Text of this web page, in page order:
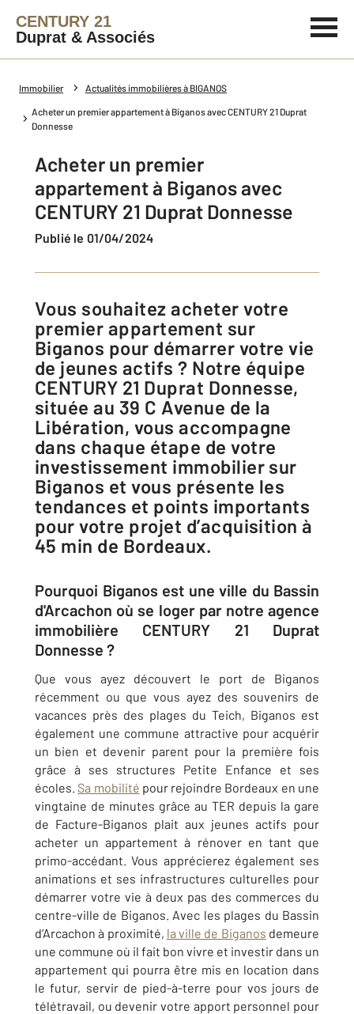
CENTURY 21
Duprat & Associés
Immobilier Actualités immobilières à BIGANOS
Acheter un premier appartement à Biganos avec CENTURY 21 Duprat
Donnesse
Acheter un premier
appartement à Biganos avec
CENTURY 21 Duprat Donnesse
Publié le 01/04/2024
Vous souhaitez acheter votre
premier appartement sur
Biganos pour démarrer votre vie
de jeunes actifs ? Notre équipe
CENTURY 21 Duprat Donnesse,
située au 39 C Avenue de la
Libération, vous accompagne
dans chaque étape de votre
investissement immobilier sur
Biganos et vous présente les
tendances et points importants
pour votre projet d’acquisition à
45 min de Bordeaux.
Pourquoi Biganos est une ville du Bassin
d'Arcachon où se loger par notre agence
immobilière CENTURY 21 Duprat
Donnesse ?
Que vous ayez découvert le port de Biganos
récemment ou que vous ayez des souvenirs de
vacances près des plages du Teich, Biganos est
également une commune attractive pour acquérir
un bien et devenir parent pour la première fois
grâce à ses structures Petite Enfance et ses
écoles. Sa mobilité pour rejoindre Bordeaux en une
vingtaine de minutes grâce au TER depuis la gare
de Facture-Biganos plait aux jeunes actifs pour
acheter un appartement à rénover en tant que
primo-accédant. Vous apprécierez également ses
animations et ses infrastructures culturelles pour
démarrer votre vie à deux pas des commerces du
centre-ville de Biganos. Avec les plages du Bassin
d’Arcachon à proximité, la ville de Biganos demeure
une commune où il fait bon vivre et investir dans un
appartement qui pourra être mis en location dans
le futur, servir de pied-à-terre pour vos jours de
télétravail, ou devenir votre apport personnel pour